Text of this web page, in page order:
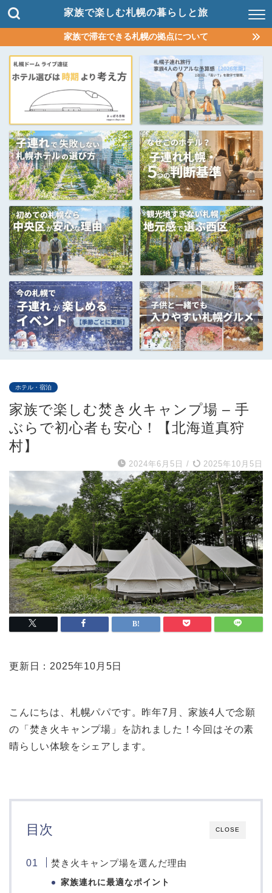
家族で楽しむ札幌の暮らしと旅
家族で滞在できる札幌の拠点について
ホテル・宿泊
家族で楽しむ焚き火キャンプ場 – 手
ぶらで初心者も安心！【北海道真狩
村】
2024年6月5日 / 2025年10月5日
更新日：2025年10月5日
こんにちは、札幌パパです。昨年7月、家族4人で念願
の「焚き火キャンプ場」を訪れました！今回はその素
晴らしい体験をシェアします。
CLOSE
目次
焚き火キャンプ場を選んだ理由
家族連れに最適なポイント